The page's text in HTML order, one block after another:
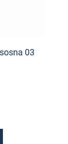
03